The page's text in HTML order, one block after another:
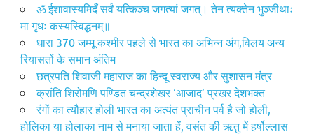
ॐ ईशावास्यमिदँ सर्वं यत्किञ्च जगत्यां जगत्। तेन त्यक्तेन भुञ्जीथाः
मा गृधः कस्यस्विद्धनम्॥
धारा 370 जम्मू कश्मीर पहले से भारत का अभिन्न अंग,विलय अन्य
रियासतों के समान अंतिम
छत्रपति शिवाजी महाराज का हिन्दू स्वराज्य और सुशासन मंत्र
क्रांति शिरोमणि पण्डित चन्द्रशेखर ‘आजाद’ प्रखर देशभक्त
रंगों का त्यौहार होली भारत का अत्यंत प्राचीन पर्व है जो होली,
होलिका या होलाका नाम से मनाया जाता हें, वसंत की ऋतु में हर्षोल्लास